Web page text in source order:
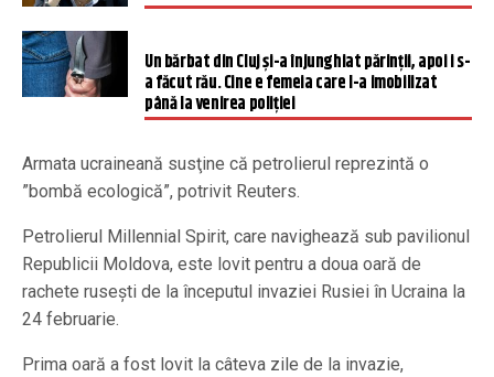
Un bărbat din Cluj și-a înjunghiat părinții, apoi i s-
a făcut rău. Cine e femeia care l-a imobilizat
până la venirea poliției
Armata ucraineană susţine că petrolierul reprezintă o
”bombă ecologică”, potrivit Reuters.
Petrolierul Millennial Spirit, care navighează sub pavilionul
Republicii Moldova, este lovit pentru a doua oară de
rachete ruseşti de la începutul invaziei Rusiei în Ucraina la
24 februarie.
Prima oară a fost lovit la câteva zile de la invazie,